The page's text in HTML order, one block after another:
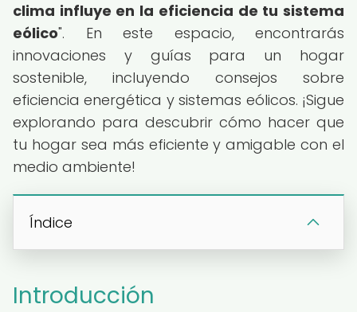
clima influye en la eficiencia de tu sistema
eólico". En este espacio, encontrarás
innovaciones y guías para un hogar
sostenible, incluyendo consejos sobre
eficiencia energética y sistemas eólicos. ¡Sigue
explorando para descubrir cómo hacer que
tu hogar sea más eficiente y amigable con el
medio ambiente!
Índice
Introducción